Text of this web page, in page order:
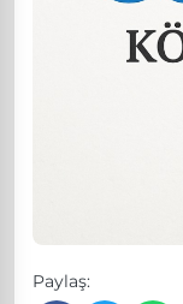
Paylaş: